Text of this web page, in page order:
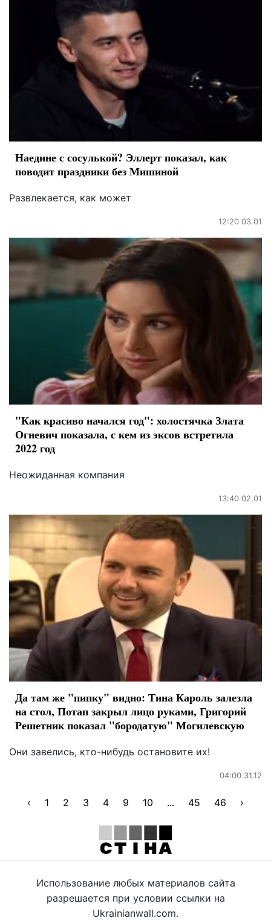
Наедине с сосулькой? Эллерт показал, как
поводит праздники без Мишиной
Развлекается, как может
12:20 03.01
"Как красиво начался год": холостячка Злата
Огневич показала, с кем из эксов встретила
2022 год
Неожиданная компания
13:40 02.01
Да там же "пипку" видно: Тина Кароль залезла
на стол, Потап закрыл лицо руками, Григорий
Решетник показал "бородатую" Могилевскую
Они завелись, кто-нибудь остановите их!
04:00 31.12
‹ 1 2 3 4 9 10 ... 45 46 ›
Использование любых материалов сайта
разрешается при условии ссылки на
Ukrainianwall.com.